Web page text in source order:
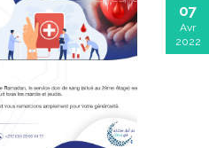
07
Avr
2022